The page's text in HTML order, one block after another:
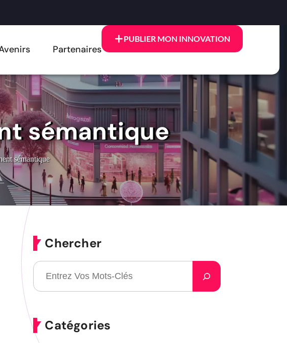
Partenaires
PUBLIER MON INNOVATION
sémantique
sémantique
Chercher
Catégories